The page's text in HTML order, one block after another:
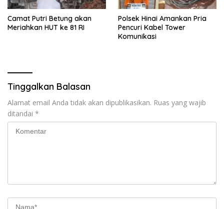
Camat Putri Betung akan
Meriahkan HUT ke 81 RI
Polsek Hinai Amankan Pria
Pencuri Kabel Tower
Komunikasi
Tinggalkan Balasan
Alamat email Anda tidak akan dipublikasikan. Ruas yang wajib
ditandai *